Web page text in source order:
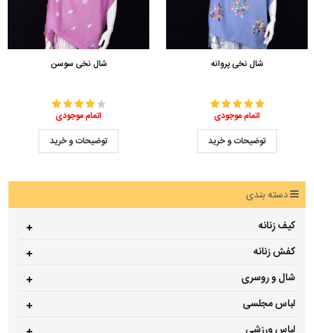
شال نخی پروانه
اتمام موجودی
توضیحات و خرید
شال نخی سوسن
اتمام موجودی
توضیحات و خرید
دسته بندی
کیف زنانه
کفش زنانه
شال و روسری
لباس مجلسی